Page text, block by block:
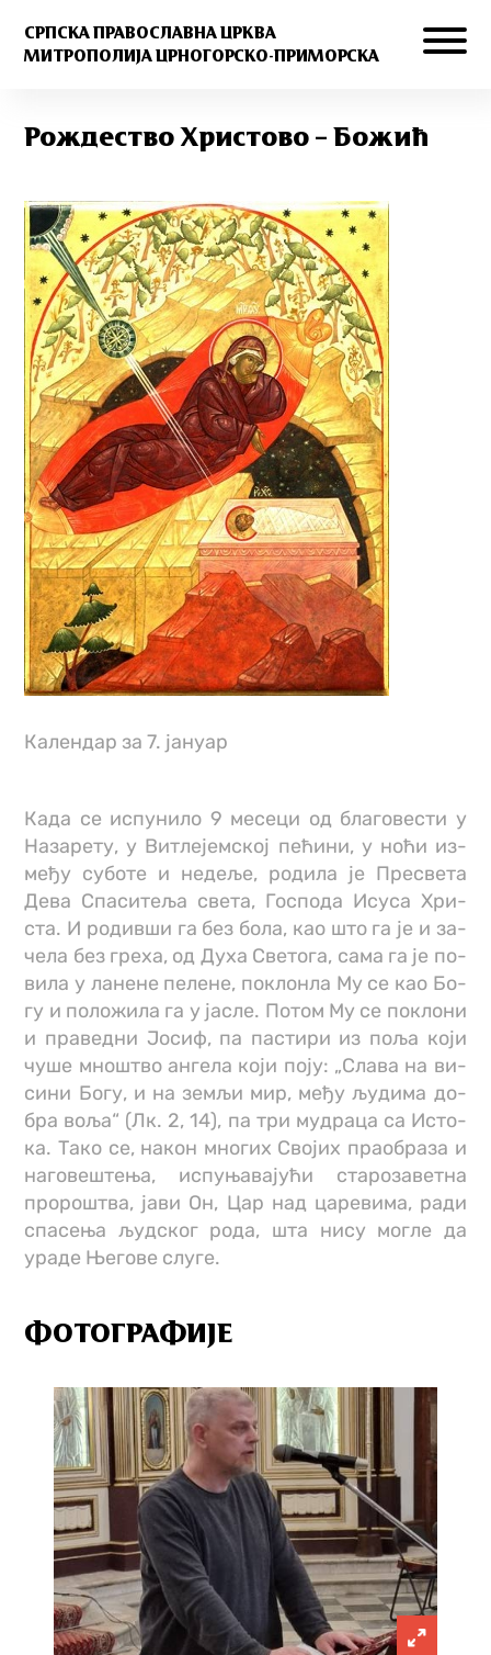
СРПСКА ПРАВОСЛАВНА ЦРКВА
МИТРОПОЛИЈА ЦРНОГОРСКО-ПРИМОРСКА
Ро­жде­ство Хри­сто­во – Бо­жић
Календар за 7. јануар
Ка­да се ис­пу­ни­ло 9 ме­се­ци од бла­го­ве­сти у
На­за­ре­ту, у Ви­тле­јем­ској пе­ћи­ни, у но­ћи из­
ме­ђу су­бо­те и не­де­ље, ро­ди­ла је Пре­све­та
Де­ва Спа­си­те­ља све­та, Го­спо­да Ису­са Хри­
ста. И ро­див­ши га без бо­ла, као што га је и за­
че­ла без гре­ха, од Ду­ха Све­то­га, са­ма га је по­
ви­ла у ла­не­не пе­ле­не, по­клон­ла Му се као Бо­
гу и по­ло­жи­ла га у ја­сле. По­том Му се по­кло­ни
и пра­вед­ни Јо­сиф, па па­сти­ри из по­ља ко­ји
чу­ше мно­штво ан­ге­ла ко­ји по­ју: „Сла­ва на ви­
си­ни Бо­гу, и на зе­мљи мир, ме­ђу љу­ди­ма до­
бра во­ља“ (Лк. 2, 14), па три му­дра­ца са Ис­то­
ка. Та­ко се, на­кон мно­гих Сво­јих пра­о­бра­за и
на­го­ве­ште­ња, ис­пу­ња­ва­ју­ћи ста­ро­за­вет­на
про­ро­штва, ја­ви Он, Цар над ца­ре­ви­ма, ра­ди
спа­се­ња људ­ског ро­да, шта ни­су мо­гле да
ура­де Ње­го­ве слу­ге.
ФОТОГРАФИЈЕ